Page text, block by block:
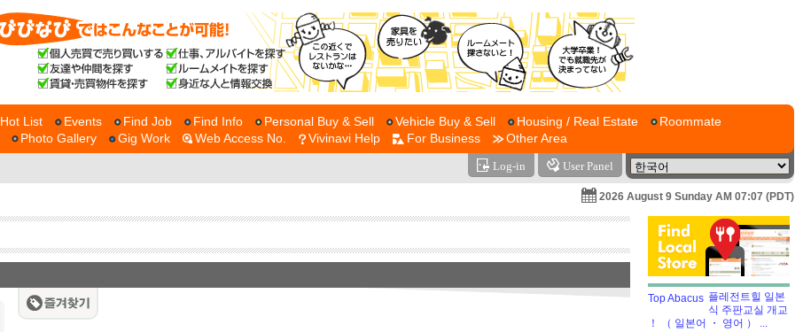
Hot List Events Find Job Find Info Personal Buy & Sell Vehicle Buy & Sell Housing / Real Estate
Roommate
Photo Gallery Gig Work Web Access No. Vivinavi Help For Business Other Area
Log-in User Panel
2026 August 9 Sunday AM 07:07 (PDT)
플레전트힐 일본
식 주판교실 개교
！ （ 일본어 ・ 영어 ） ...